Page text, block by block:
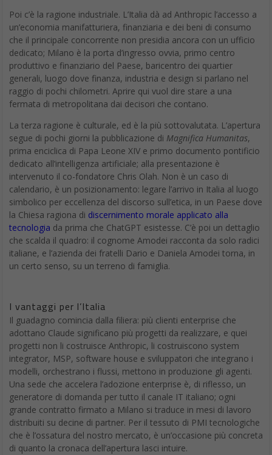
Poi c’è la ragione industriale. L’Italia dà ad Anthropic l’accesso a
un’economia manifatturiera, finanziaria e dei beni di consumo
che il principale concorrente non presidia ancora con un ufficio
dedicato; Milano è la porta d’ingresso ovvia, primo centro
produttivo e finanziario del Paese, baricentro dei quartier
generali, luogo dove finanza, industria e design si parlano nel
raggio di pochi chilometri. Aprire qui vuol dire stare a una
fermata di metropolitana dai decisori che contano.
La terza ragione è culturale, ed è la più sottovalutata. L’apertura
segue di pochi giorni la pubblicazione di Magnifica Humanitas,
prima enciclica di Papa Leone XIV e primo documento pontificio
dedicato all’intelligenza artificiale; alla presentazione è
intervenuto il co-fondatore Chris Olah. Non è un caso di
calendario, è un posizionamento: legare l’arrivo in Italia al luogo
simbolico per eccellenza del discorso sull’etica, in un Paese dove
la Chiesa ragiona di discernimento morale applicato alla
tecnologia da prima che ChatGPT esistesse. C’è poi un dettaglio
che scalda il quadro: il cognome Amodei racconta da solo radici
italiane, e l’azienda dei fratelli Dario e Daniela Amodei torna, in
un certo senso, su un terreno di famiglia.
I vantaggi per l’Italia
Il guadagno comincia dalla filiera: più clienti enterprise che
adottano Claude significano più progetti da realizzare, e quei
progetti non li costruisce Anthropic, li costruiscono system
integrator, MSP, software house e sviluppatori che integrano i
modelli, orchestrano i flussi, mettono in produzione gli agenti.
Una sede che accelera l’adozione enterprise è, di riflesso, un
generatore di domanda per tutto il canale IT italiano; ogni
grande contratto firmato a Milano si traduce in mesi di lavoro
distribuiti su decine di partner. Per il tessuto di PMI tecnologiche
che è l’ossatura del nostro mercato, è un’occasione più concreta
di quanto la cronaca dell’apertura lasci intuire.